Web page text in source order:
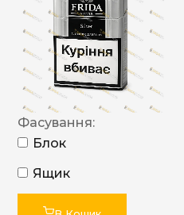
Фасування:
Блок
Ящик